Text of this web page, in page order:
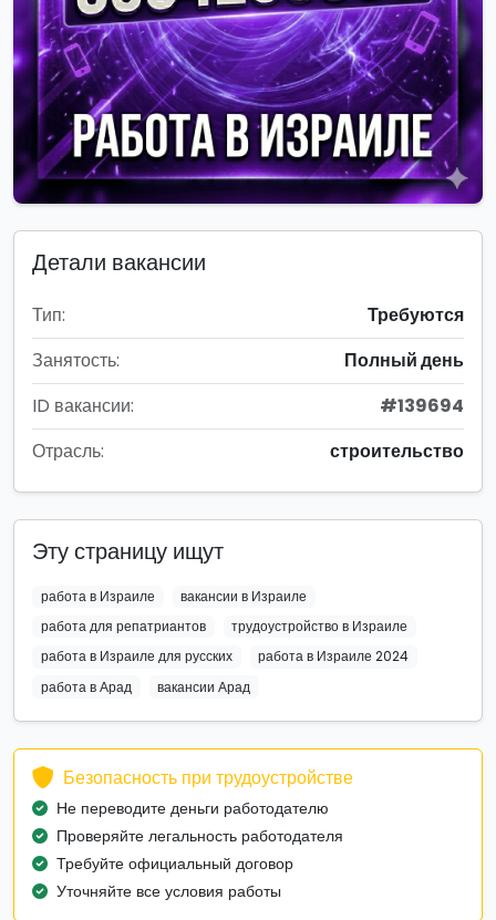
Детали вакансии
Тип:
Требуются
Занятость:
Полный день
ID вакансии:
#139694
Отрасль:
строительство
Эту страницу ищут
работа в Израиле
вакансии в Израиле
работа для репатриантов
трудоустройство в Израиле
работа в Израиле для русских
работа в Израиле 2024
работа в Арад
вакансии Арад
Безопасность при трудоустройстве
Не переводите деньги работодателю
Проверяйте легальность работодателя
Требуйте официальный договор
Уточняйте все условия работы